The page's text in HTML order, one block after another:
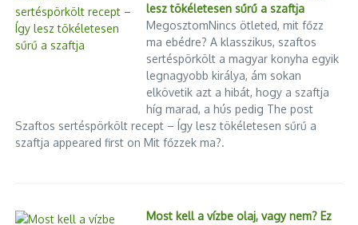
Cikk megosztása
Tatabánya – rendkívüli
közgyűlést tart januárban a
Következő
Ahol kostolhatnál, de a
törvényi rendelkezés tiltja
lesz tökéletesen sűrű a szaftja
MegosztomNincs ötleted, mit főzz
ma ebédre? A klasszikus, szaftos
sertéspörkölt a magyar konyha egyik
legnagyobb királya, ám sokan
elkövetik azt a hibát, hogy a szaftja
híg marad, a hús pedig The post
Szaftos sertéspörkölt recept – Így lesz tökéletesen sűrű a
szaftja appeared first on Mit főzzek ma?.
Most kell a vízbe olaj, vagy nem? Ez